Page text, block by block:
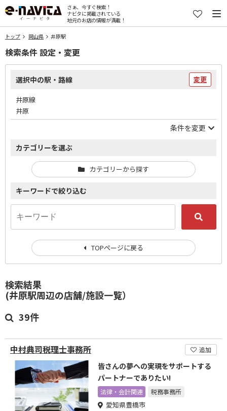
さぁ、今すぐ検索！
ナビタに掲載されている
地元のお店の情報が満載！
トップ 岡山県 井原駅
検索結果
(井原駅周辺の店舗/施設一覧）
39件
中村典司税理士事務所 追加
皆さんの夢への実現をサポートする
パートナーでありたい!
法律・会計関連 税務事務所
愛知県豊橋市
検索条件 設定・変更
選択中の駅・路線 変更
井原線
井原
条件を変更
カテゴリーを選ぶ
カテゴリーから探す
キーワードで絞り込む
TOPページに戻る